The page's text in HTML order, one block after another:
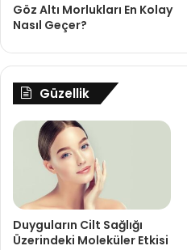
Göz Altı Morlukları En Kolay
Nasıl Geçer?
Güzellik
Duyguların Cilt Sağlığı
Üzerindeki Moleküler Etkisi